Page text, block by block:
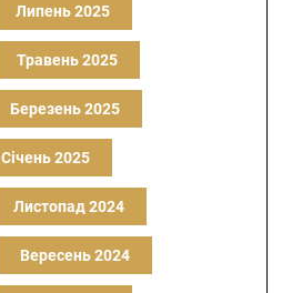
Липень 2025
Травень 2025
Березень 2025
Січень 2025
Листопад 2024
Вересень 2024